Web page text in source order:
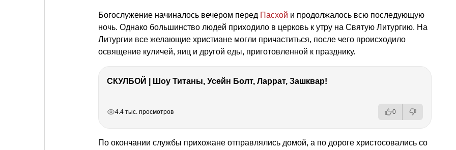
Богослужение начиналось вечером перед Пасхой и продолжалось всю последующую
ночь. Однако большинство людей приходило в церковь к утру на Святую Литургию. На
Литургии все желающие христиане могли причаститься, после чего происходило
освящение куличей, яиц и другой еды, приготовленной к празднику.
СКУЛБОЙ | Шоу Титаны, Усейн Болт, Ларрат, Зашквар!
4.4 тыс. просмотров 0
По окончании службы прихожане отправлялись домой, а по дороге христосовались со